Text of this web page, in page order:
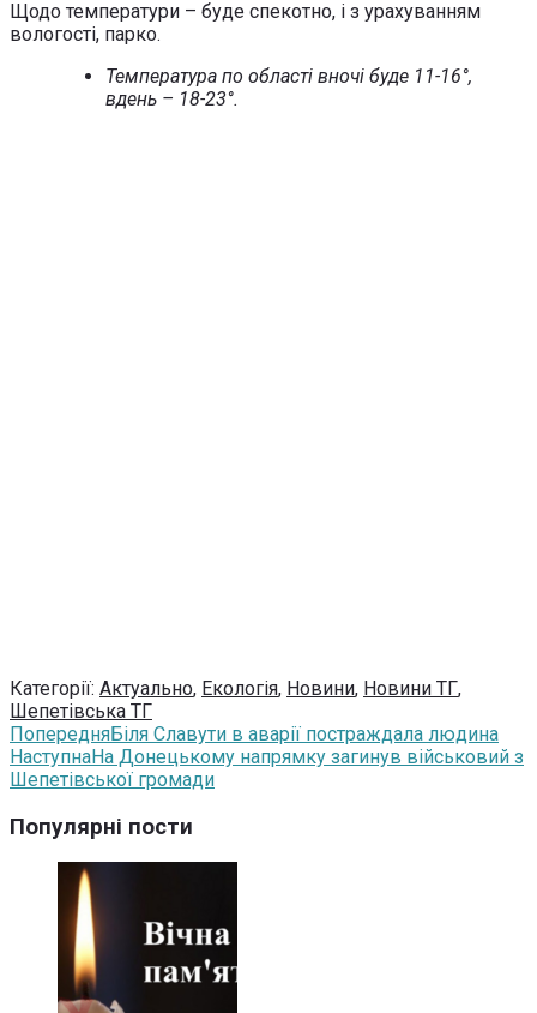
Щодо температури – буде спекотно, і з урахуванням
вологості, парко.
Температура по області вночі буде 11-16°,
вдень – 18-23°.
Категорії: Актуально, Екологія, Новини, Новини ТГ,
Шепетівська ТГ
ПопередняБіля Славути в аварії постраждала людина
НаступнаНа Донецькому напрямку загинув військовий з
Шепетівської громади
Популярні пости